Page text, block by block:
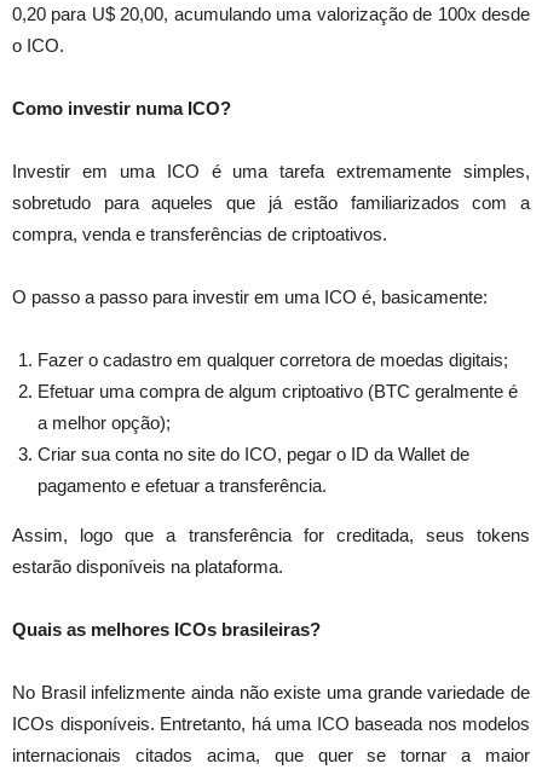
0,20 para U$ 20,00, acumulando uma valorização de 100x desde
o ICO.
Como investir numa ICO?
Investir em uma ICO é uma tarefa extremamente simples,
sobretudo para aqueles que já estão familiarizados com a
compra, venda e transferências de criptoativos.
O passo a passo para investir em uma ICO é, basicamente:
Fazer o cadastro em qualquer corretora de moedas digitais;
Efetuar uma compra de algum criptoativo (BTC geralmente é
a melhor opção);
Criar sua conta no site do ICO, pegar o ID da Wallet de
pagamento e efetuar a transferência.
Assim, logo que a transferência for creditada, seus tokens
estarão disponíveis na plataforma.
Quais as melhores ICOs brasileiras?
No Brasil infelizmente ainda não existe uma grande variedade de
ICOs disponíveis. Entretanto, há uma ICO baseada nos modelos
internacionais citados acima, que quer se tornar a maior